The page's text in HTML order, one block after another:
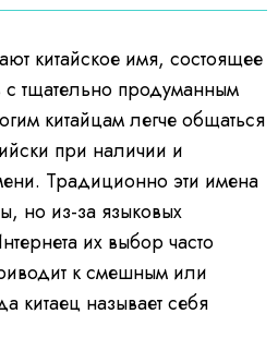
китайское имя, состоящее
с тщательно продуманным
китайцам легче общаться
при наличии и
Традиционно эти имена
но из-за языковых
их выбор часто
к смешным или
китаец называет себя